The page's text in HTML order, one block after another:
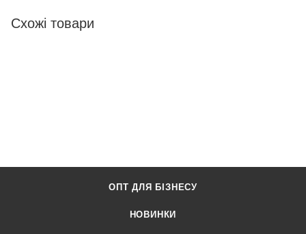
Схожі товари
ОПТ ДЛЯ БІЗНЕСУ
НОВИНКИ